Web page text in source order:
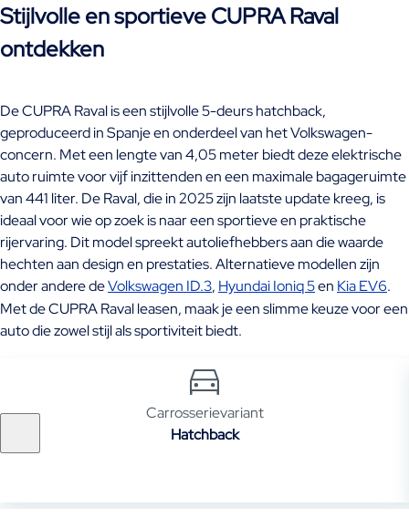
Stijlvolle en sportieve CUPRA Raval
ontdekken
De CUPRA Raval is een stijlvolle 5-deurs hatchback,
geproduceerd in Spanje en onderdeel van het Volkswagen-
concern. Met een lengte van 4,05 meter biedt deze elektrische
auto ruimte voor vijf inzittenden en een maximale bagageruimte
van 441 liter. De Raval, die in 2025 zijn laatste update kreeg, is
ideaal voor wie op zoek is naar een sportieve en praktische
rijervaring. Dit model spreekt autoliefhebbers aan die waarde
hechten aan design en prestaties. Alternatieve modellen zijn
onder andere deVolkswagen ID.3, Hyundai Ioniq 5en Kia EV6.
Met de CUPRA Raval leasen, maak je een slimme keuze voor een
auto die zowel stijl als sportiviteit biedt.
Carrosserievariant
Hatchback